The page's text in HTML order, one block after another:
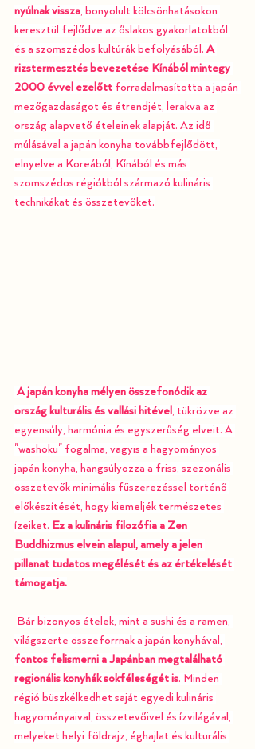
nyúlnak vissza, bonyolult kölcsönhatásokon
keresztül fejlődve az őslakos gyakorlatokból
és a szomszédos kultúrák befolyásából. A
rizstermesztés bevezetése Kínából mintegy
2000 évvel ezelőtt forradalmasította a japán
mezőgazdaságot és étrendjét, lerakva az
ország alapvető ételeinek alapját. Az idő
múlásával a japán konyha továbbfejlődött,
elnyelve a Koreából, Kínából és más
szomszédos régiókból származó kulináris
technikákat és összetevőket.
A japán konyha mélyen összefonódik az
ország kulturális és vallási hitével, tükrözve az
egyensúly, harmónia és egyszerűség elveit. A
"washoku" fogalma, vagyis a hagyományos
japán konyha, hangsúlyozza a friss, szezonális
összetevők minimális fűszerezéssel történő
előkészítését, hogy kiemeljék természetes
ízeiket. Ez a kulináris filozófia a Zen
Buddhizmus elvein alapul, amely a jelen
pillanat tudatos megélését és az értékelését
támogatja.
Bár bizonyos ételek, mint a sushi és a ramen,
világszerte összeforrnak a japán konyhával,
fontos felismerni a Japánban megtalálható
regionális konyhák sokféleségét is. Minden
régió büszkélkedhet saját egyedi kulináris
hagyományaival, összetevőivel és ízvilágával,
melyeket helyi földrajz, éghajlat és kulturális